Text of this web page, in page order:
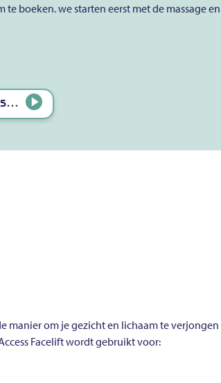
boeken. we starten eerst met de massage
manier om je gezicht en lichaam te
Facelift wordt gebruikt voor: